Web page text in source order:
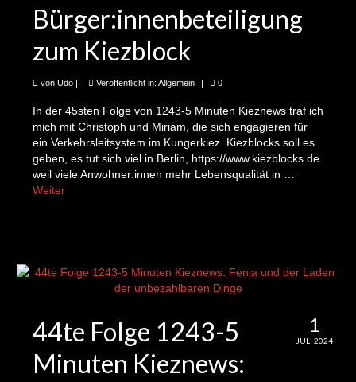
19te Folge: Cathrin und die „Fahrraddemo“ für
den Kiezblock
20te Folge: Katrin Heinau und das „Silent Kino“
21te Folge: Martin und das neue Parklet in der
Bóuchestraße
22te Folge: Jürgen und der Kiez-TOURismus
Suche nach dem Zaubertier von Alt-Treptow
Schmollerplatz 1243-5 Minuten Kieznews
26te Folge: Sarah und das nachhaltige
Familienfest
Bürger:innenbeteiligung
zum Kiezblock
von Udo | Veröffentlicht in: Allgemein | 0
In der 45sten Folge von 1243-5 Minuten Kieznews traf ich
mich mit Christoph und Miriam, die sich engagieren für
ein Verkehrsleitsystem im Kungerkiez. Kiezblocks soll es
geben, es tut sich viel in Berlin, https://www.kiezblocks.de
weil viele Anwohner:innen mehr Lebensqualität in …
Weiter
1
JULI 2024
44te Folge 1243-5
Minuten Kieznews: